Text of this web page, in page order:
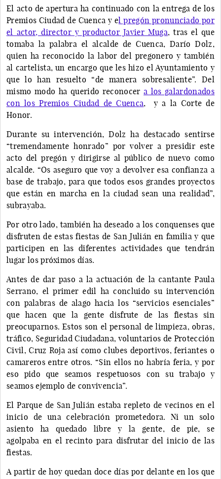
El acto de apertura ha continuado con la entrega de los
Premios Ciudad de Cuenca y el pregón pronunciado por
el actor, director y productor Javier Muga, tras el que
tomaba la palabra el alcalde de Cuenca, Darío Dolz,
quien ha reconocido la labor del pregonero y también
al cartelista, un encargo que les hizo el Ayuntamiento y
que lo han resuelto “de manera sobresaliente”. Del
mismo modo ha querido reconocer a los galardonados
con los Premios Ciudad de Cuenca, y a la Corte de
Honor.
Durante su intervención, Dolz ha destacado sentirse
“tremendamente honrado” por volver a presidir este
acto del pregón y dirigirse al público de nuevo como
alcalde. “Os aseguro que voy a devolver esa confianza a
base de trabajo, para que todos esos grandes proyectos
que están en marcha en la ciudad sean una realidad”,
subrayaba.
Por otro lado, también ha deseado a los conquenses que
disfruten de estas fiestas de San Julián en familia y que
participen en las diferentes actividades que tendrán
lugar los próximos días.
Antes de dar paso a la actuación de la cantante Paula
Serrano, el primer edil ha concluido su intervención
con palabras de alago hacia los “servicios esenciales”
que hacen que la gente disfrute de las fiestas sin
preocuparnos. Estos son el personal de limpieza, obras,
tráfico, Seguridad Ciudadana, voluntarios de Protección
Civil, Cruz Roja así como clubes deportivos, feriantes o
camareros entre otros. “Sin ellos no habría feria, y por
eso pido que seamos respetuosos con su trabajo y
seamos ejemplo de convivencia”.
El Parque de San Julián estaba repleto de vecinos en el
inicio de una celebración prometedora. Ni un solo
asiento ha quedado libre y la gente, de pie, se
agolpaba en el recinto para disfrutar del inicio de las
fiestas.
A partir de hoy quedan doce días por delante en los que